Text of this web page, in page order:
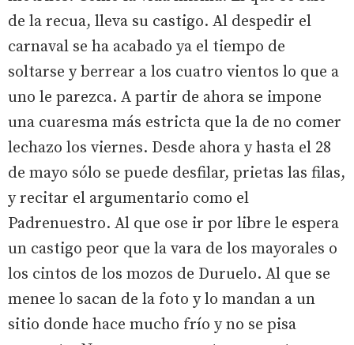
de la recua, lleva su castigo. Al despedir el
carnaval se ha acabado ya el tiempo de
soltarse y berrear a los cuatro vientos lo que a
uno le parezca. A partir de ahora se impone
una cuaresma más estricta que la de no comer
lechazo los viernes. Desde ahora y hasta el 28
de mayo sólo se puede desfilar, prietas las filas,
y recitar el argumentario como el
Padrenuestro. Al que ose ir por libre le espera
un castigo peor que la vara de los mayorales o
los cintos de los mozos de Duruelo. Al que se
menee lo sacan de la foto y lo mandan a un
sitio donde hace mucho frío y no se pisa